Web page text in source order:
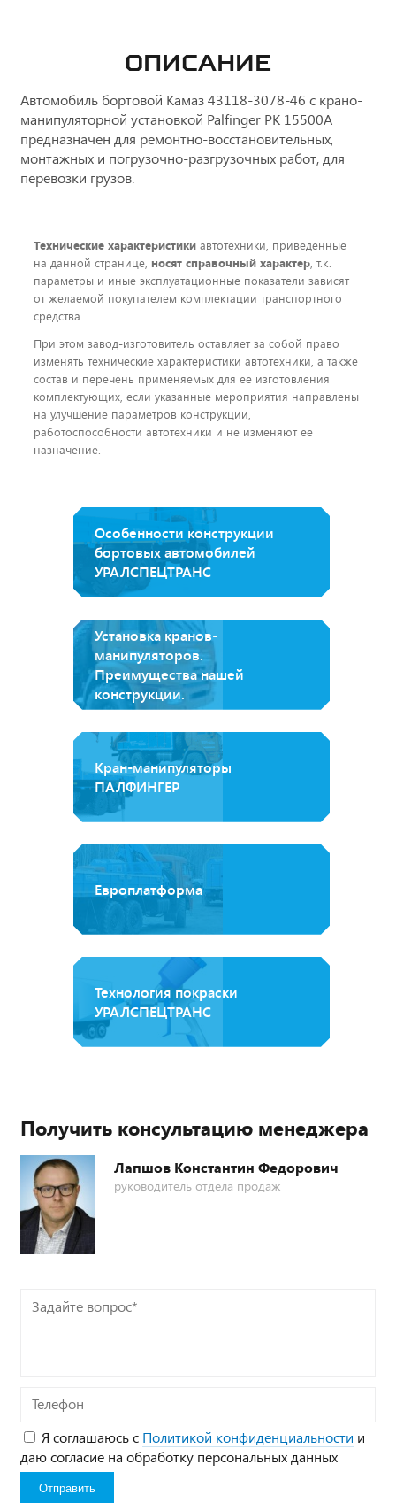
ОПИСАНИЕ
Автомобиль бортовой Камаз 43118-3078-46 с крано-
манипуляторной установкой Palfinger PK 15500А
предназначен для ремонтно-восстановительных,
монтажных и погрузочно-разгрузочных работ, для
перевозки грузов.
Технические характеристики автотехники, приведенные
на данной странице, носят справочный характер, т.к.
параметры и иные эксплуатационные показатели зависят
от желаемой покупателем комплектации транспортного
средства.
При этом завод-изготовитель оставляет за собой право
изменять технические характеристики автотехники, а также
состав и перечень применяемых для ее изготовления
комплектующих, если указанные мероприятия направлены
на улучшение параметров конструкции,
работоспособности автотехники и не изменяют ее
назначение.
Особенности конструкции
бортовых автомобилей
УРАЛСПЕЦТРАНС
Установка кранов-
манипуляторов.
Преимущества нашей
конструкции.
Кран-манипуляторы
ПАЛФИНГЕР
Европлатформа
Технология покраски
УРАЛСПЕЦТРАНС
Получить консультацию менеджера
Лапшов Константин Федорович
руководитель отдела продаж
Задайте
вопрос*
Телефон
Я соглашаюсь с Политикой конфиденциальности и
даю согласие на обработку персональных данных